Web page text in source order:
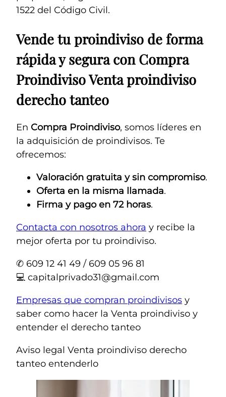
1522 del Código Civil.
Vende tu proindiviso de forma
rápida y segura con Compra
Proindiviso Venta proindiviso
derecho tanteo
En Compra Proindiviso, somos líderes en
la adquisición de proindivisos. Te
ofrecemos:
Valoración gratuita y sin compromiso.
Oferta en la misma llamada.
Firma y pago en 72 horas.
Contacta con nosotros ahora y recibe la
mejor oferta por tu proindiviso.
✆ 609 12 41 49 / 609 05 96 81
💻 capitalprivado31@gmail.com
Empresas que compran proindivisos y
saber como hacer la Venta proindiviso y
entender el derecho tanteo
Aviso legal Venta proindiviso derecho
tanteo entenderlo